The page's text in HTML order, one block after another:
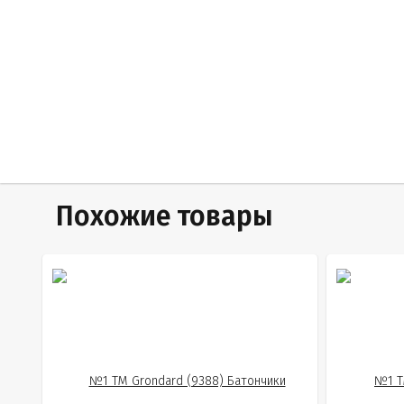
Похожие товары